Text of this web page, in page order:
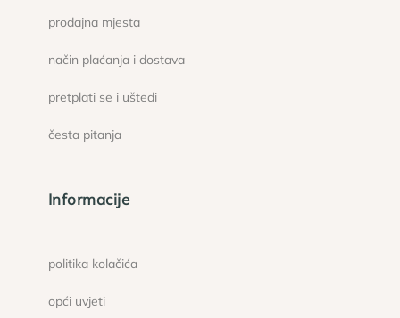
prodajna mjesta
način plaćanja i dostava
pretplati se i uštedi
česta pitanja
Informacije
politika kolačića
opći uvjeti